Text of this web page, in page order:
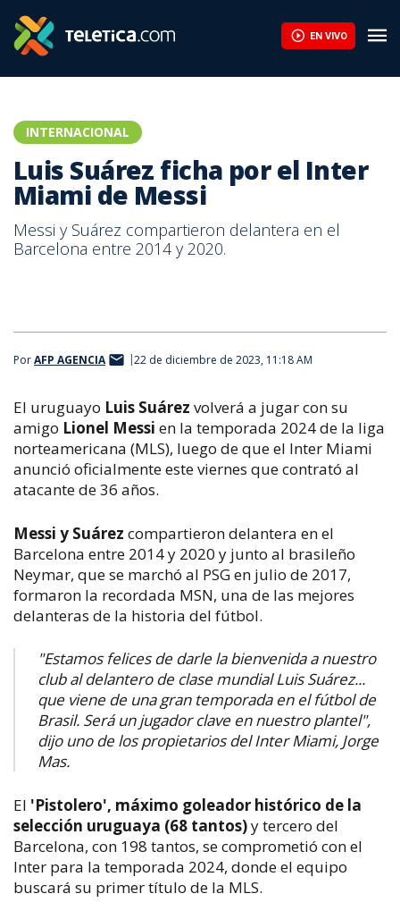
EN VIVO
INTERNACIONAL
Luis Suárez ficha por el Inter
Miami de Messi
Messi y Suárez compartieron delantera en el
Barcelona entre 2014 y 2020.
PorAFP AGENCIA 22 de diciembre de 2023, 11:18 AM
El uruguayo Luis Suárez volverá a jugar con su
amigo Lionel Messi en la temporada 2024 de la liga
norteamericana (MLS), luego de que el Inter Miami
anunció oficialmente este viernes que contrató al
atacante de 36 años.
Messi y Suárez compartieron delantera en el
Barcelona entre 2014 y 2020 y junto al brasileño
Neymar, que se marchó al PSG en julio de 2017,
formaron la recordada MSN, una de las mejores
delanteras de la historia del fútbol.
"Estamos felices de darle la bienvenida a nuestro
club al delantero de clase mundial Luis Suárez...
que viene de una gran temporada en el fútbol de
Brasil. Será un jugador clave en nuestro plantel",
dijo uno de los propietarios del Inter Miami, Jorge
Mas.
El 'Pistolero', máximo goleador histórico de la
selección uruguaya (68 tantos)y tercero del
Barcelona, con 198 tantos, se comprometió con el
Inter para la temporada 2024, donde el equipo
buscará su primer título de la MLS.